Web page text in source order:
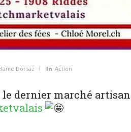
Dorsaz In Action
dernier marché